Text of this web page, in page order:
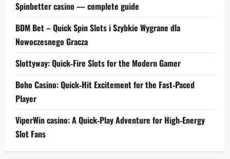
Spinbetter casino — complete guide
BDM Bet – Quick Spin Slots i Szybkie Wygrane dla
Nowoczesnego Gracza
Slottyway: Quick‑Fire Slots for the Modern Gamer
Boho Casino: Quick‑Hit Excitement for the Fast‑Paced
Player
ViperWin casino: A Quick‑Play Adventure for High‑Energy
Slot Fans